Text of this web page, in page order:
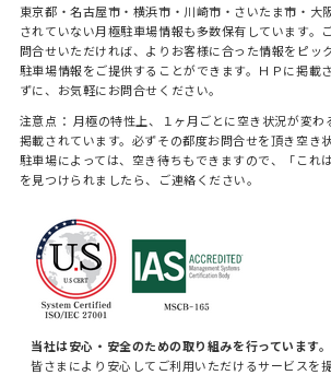
東京都・名古屋市・横浜市・川崎市・さいたま市・大
されていない月極駐車場情報も多数保有しています。
問合せいただければ、よりお客様に合った情報をピッ
駐車場情報をご提供することができます。ＨＰに掲載
ずに、お気軽にお問合せください。
注意点： 月極の特性上、１ヶ月ごとに空き状況が変わ
掲載されています。必ずその都度お問合せを頂き空き
駐車場によっては、空き待ちもできますので、「これ
を見つけられましたら、ご連絡ください。
当社は安心・安全のための取り組みを行っています。
皆さまにより安心してご利用いただけるサービスを